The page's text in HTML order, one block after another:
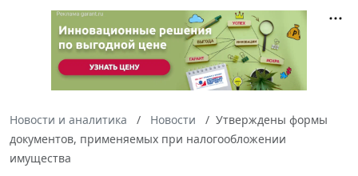
Новости и аналитика Новости
Утверждены формы
документов, применяемых при налогообложении
имущества